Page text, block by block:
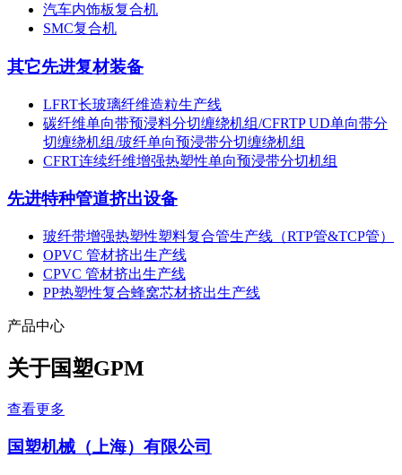
汽车内饰板复合机
SMC复合机
其它先进复材装备
LFRT长玻璃纤维造粒生产线
碳纤维单向带预浸料分切缠绕机组/CFRTP UD单向带分
切缠绕机组/玻纤单向预浸带分切缠绕机组
CFRT连续纤维增强热塑性单向预浸带分切机组
先进特种管道挤出设备
玻纤带增强热塑性塑料复合管生产线（RTP管&TCP管）
OPVC 管材挤出生产线
CPVC 管材挤出生产线
PP热塑性复合蜂窝芯材挤出生产线
产品中心
关于国塑GPM
查看更多
国塑机械（上海）有限公司